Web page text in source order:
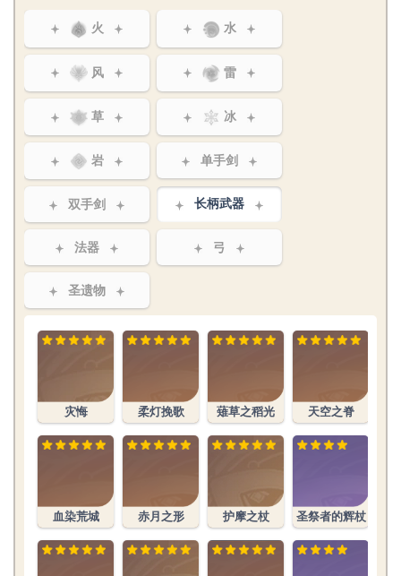
火 水
风 雷
草 冰
岩 单手剑
双手剑 长柄武器
法器 弓
圣遗物
灾悔
血染荒城
柔灯挽歌
赤月之形
薙草之稻光
护摩之杖
天空之脊
圣祭者的辉杖